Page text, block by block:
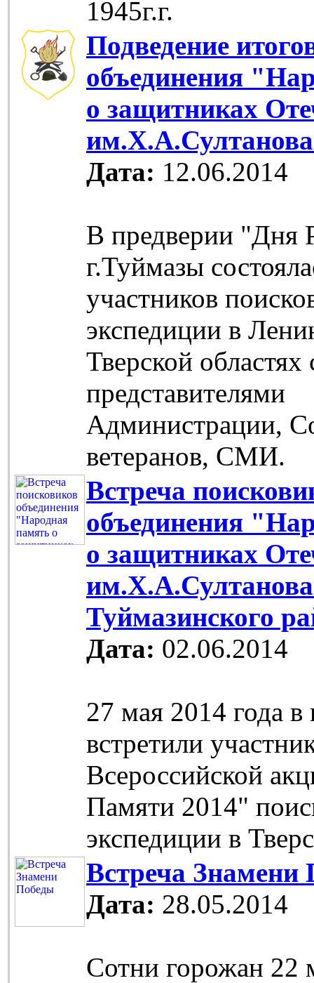
1945г.г.
Подведение
объединения
о защитниках
Дата: 12.06.2014
В предверии "Дня
г.Туймазы
участников
экспедиции в
Тверской областях
представителями
Администрации,
ветеранов, СМИ.
Встреча
объединения
о защитниках
Туймазинского
Дата: 02.06.2014
27 мая 2014 года в
встретили
Всероссийской
Памяти 2014"
экспедиции в
Встреча Знамени
Дата: 28.05.2014
Сотни горожан 22